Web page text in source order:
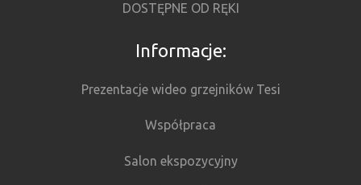
DOSTĘPNE OD RĘKI
Informacje:
Prezentacje wideo grzejników Tesi
Współpraca
Salon ekspozycyjny